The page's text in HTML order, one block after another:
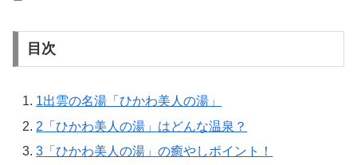
目次
1出雲の名湯「ひかわ美人の湯」
2 「ひかわ美人の湯」はどんな温泉？
3 「ひかわ美人の湯」の癒やしポイント！